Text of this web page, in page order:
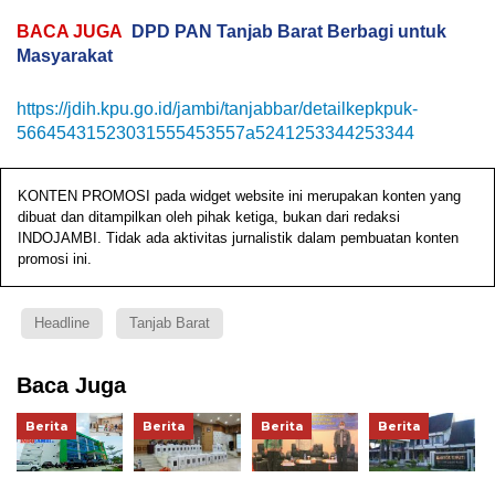
BACA JUGA
DPD PAN Tanjab Barat Berbagi untuk
Masyarakat
https://jdih.kpu.go.id/jambi/tanjabbar/detailkepkpuk-
56645431523031555453557a5241253344253344
KONTEN PROMOSI pada widget website ini merupakan konten yang
dibuat dan ditampilkan oleh pihak ketiga, bukan dari redaksi
INDOJAMBI. Tidak ada aktivitas jurnalistik dalam pembuatan konten
promosi ini.
Headline Tanjab Barat
Baca Juga
Berita Berita Berita Berita